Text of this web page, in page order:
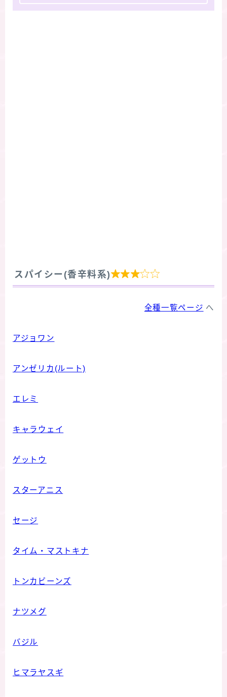
スパイシー(香辛料系)
全種一覧ページ へ
アジョワン
アンゼリカ(ルート)
エレミ
キャラウェイ
ゲットウ
スターアニス
セージ
タイム・マストキナ
トンカビーンズ
ナツメグ
バジル
ヒマラヤスギ